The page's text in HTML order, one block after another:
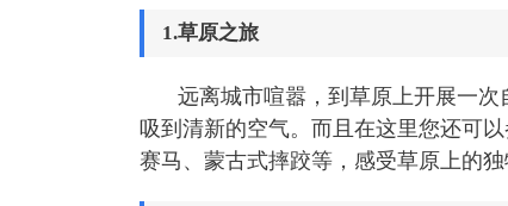
1.草原之旅
远离城市喧嚣，到草原上开展一
吸到清新的空气。而且在这里您还可
赛马、蒙古式摔跤等，感受草原上的独